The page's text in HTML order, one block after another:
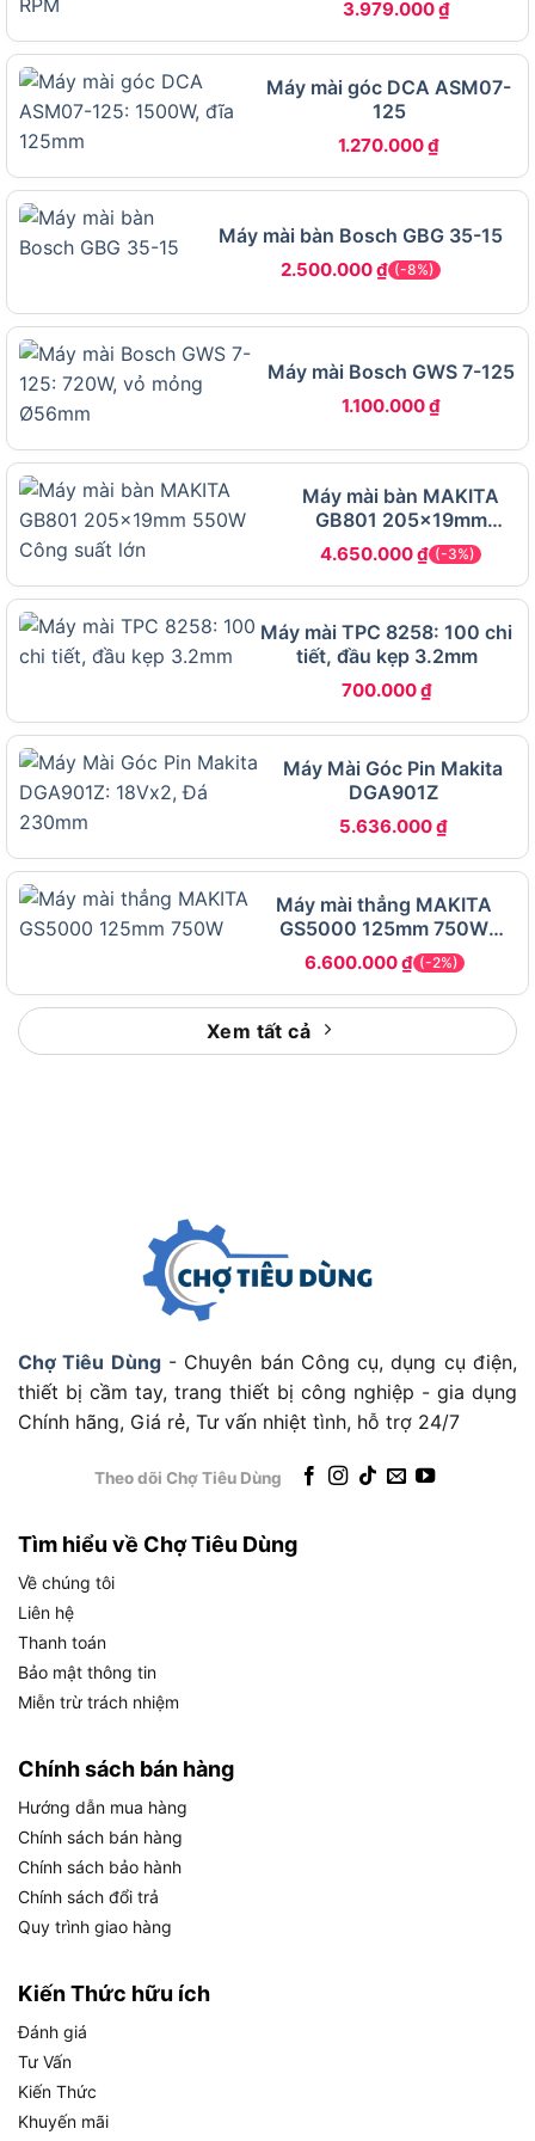
chi tiết nhỏ.
Makita GD0601 được sản xuất theo quy chuẩn kỹ
thuật cao, mô-tơ bền bỉ với chổi than có thể thay
thế, hệ thống cách nhiệt tốt, giúp máy vận hành
ổn định trong thời gian dài mà không quá nóng.
Ứng dụng máy mài khuôn Makita
GD0601 trong thực tế
Ứng dụng máy mài khuôn Makita GD0601
Gia công khuôn mẫu, mài rãnh và lỗ kỹ thuật
Máy mài chuyên dùng để xử lý các chi tiết khuôn
đúc, bo cạnh, tạo rãnh hoặc chỉnh sửa các đường
viền nhỏ. Đặc biệt hữu ích trong công nghiệp chế
tạo khuôn nhựa, khuôn kim loại hoặc sản xuất chi
tiết cơ khí chính xác.
Ứng dụng trong ngành mỹ nghệ, chạm khắc
Kết hợp với các phụ kiện chuyên dụng, Makita
GD0601 được dùng để khắc hoa văn, làm mịn
tượng gỗ, điêu khắc trên kim loại nhẹ hoặc tạo
hình chi tiết cho đồ handmade.
Hướng dẫn sử dụng Makita GD0601
an toàn, hiệu quả
Chọn mũi mài đúng kích cỡ collet 6mm và siết
chặt bằng khóa
Bật công tắc ngón khi tay đã đặt đúng vị trí để
thao tác chính xác
3.979.000₫
Máy mài góc DCA ASM07-
125
1.270.000₫
Máy mài bàn Bosch GBG 35-15
2.500.000₫ (-8%)
Máy mài Bosch GWS 7-125
1.100.000₫
Máy mài bàn MAKITA
GB801 205x19mm
550W
4.650.000₫ (-3%)
Máy mài TPC 8258: 100 chi
tiết, đầu kẹp 3.2mm
700.000₫
Máy Mài Góc Pin Makita
DGA901Z
5.636.000₫
Máy mài thẳng MAKITA
GS5000 125mm 750W
Chính hãng – Giá rẻ
6.600.000₫ (-2%)
Xem tất cả
Chợ Tiêu Dùng- Chuyên bán Công cụ, dụng cụ điện,
thiết bị cầm tay, trang thiết bị công nghiệp - gia dụng
Chính hãng, Giá rẻ, Tư vấn nhiệt tình, hỗ trợ 24/7
Theo dõi Chợ Tiêu Dùng
Tìm hiểu về Chợ Tiêu Dùng
Về chúng tôi
Liên hệ
Thanh toán
Bảo mật thông tin
Miễn trừ trách nhiệm
Chính sách bán hàng
Hướng dẫn mua hàng
Chính sách bán hàng
Chính sách bảo hành
Chính sách đổi trả
Quy trình giao hàng
Kiến Thức hữu ích
Đánh giá
Tư Vấn
Kiến Thức
Khuyến mãi